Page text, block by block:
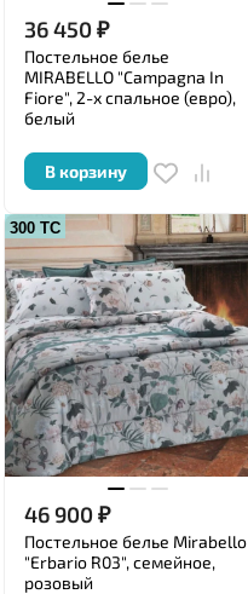
36 450₽
Постельное белье
MIRABELLO "Campagna In
Fiore", 2-х спальное (евро),
белый
В корзину
300 ТС
46 900₽
Постельное белье Mirabello
"Erbario R03", семейное,
розовый